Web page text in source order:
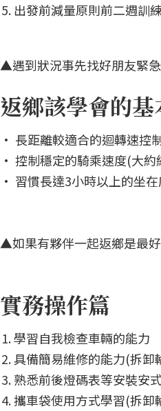
出發前減量原則前二週訓
▲遇到狀況事先找好朋友緊急
返鄉該學會的
• 長距離較適合的迴轉速控
• 控制穩定的騎乘速度(大約
• 習慣長達3小時以上的坐
▲如果有夥伴一起返鄉是最好
實務操作篇
學習自我檢查車輛的能力
具備簡易維修的能力(拆卸
熟悉前後燈碼表等安裝安
攜車袋使用方式學習(拆卸